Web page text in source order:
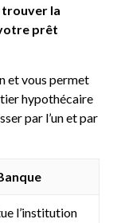
trouver la
prêt
et vous permet
hypothécaire
par l’un et par
l’institution